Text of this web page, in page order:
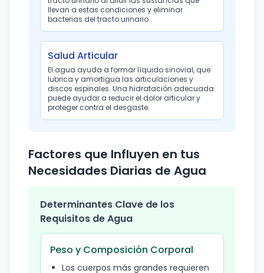
llevan a estas condiciones y eliminar
bacterias del tracto urinario.
Salud Articular
El agua ayuda a formar líquido sinovial, que
lubrica y amortigua las articulaciones y
discos espinales. Una hidratación adecuada
puede ayudar a reducir el dolor articular y
proteger contra el desgaste.
Factores que Influyen en tus
Necesidades Diarias de Agua
Determinantes Clave de los
Requisitos de Agua
Peso y Composición Corporal
Los cuerpos más grandes requieren